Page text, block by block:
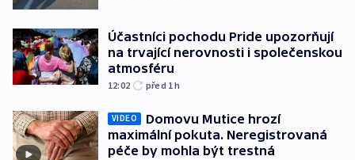
Účastníci pochodu Pride upozorňují
na trvající nerovnosti i společenskou
atmosféru
12:02 před 1h
VIDEO
Domovu Mutice hrozí
maximální pokuta. Neregistrovaná
péče by mohla být trestná